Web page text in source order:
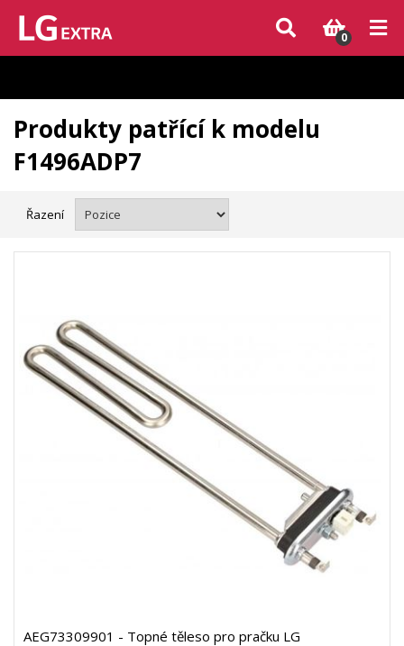
Vzhledem k aktuální situaci se může dodání dílů, které nejsou skladem,
zpozdit. Děkujeme za pochopení.
0
Produkty patřící k modelu
F1496ADP7
Řazení
AEG73309901 - Topné těleso pro pračku LG